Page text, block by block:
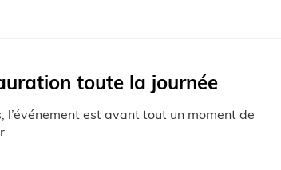
toute la journée
est avant tout un moment de